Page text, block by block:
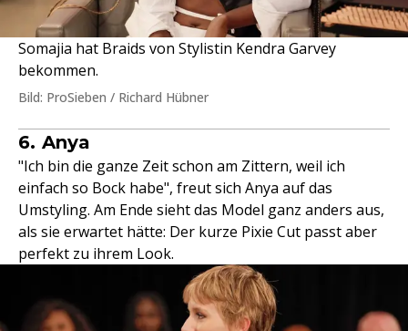
Somajia hat Braids von Stylistin Kendra Garvey
bekommen.
Bild: ProSieben / Richard Hübner
6. Anya
"Ich bin die ganze Zeit schon am Zittern, weil ich
einfach so Bock habe", freut sich Anya auf das
Umstyling. Am Ende sieht das Model ganz anders aus,
als sie erwartet hätte: Der kurze Pixie Cut passt aber
perfekt zu ihrem Look.